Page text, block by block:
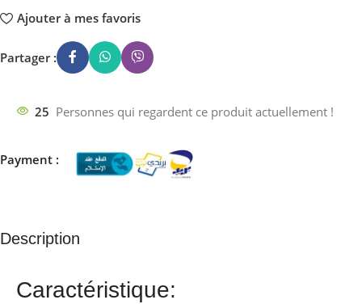
Ajouter à mes favoris
Partager :
25 Personnes qui regardent ce produit actuellement !
Payment :
Description
Caractéristique: